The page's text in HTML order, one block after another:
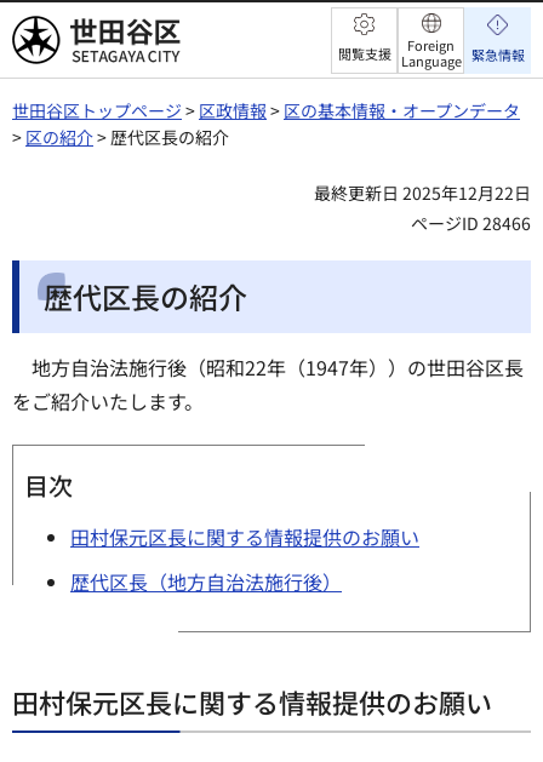
世田谷区 閲覧支援
Foreign
Language 緊急情報
世田谷区トップページ > 区政情報 > 区の基本情報・オープンデータ
> 区の紹介> 歴代区長の紹介
最終更新日 2025年12月22日
ページID 28466
歴代区長の紹介
地方自治法施行後（昭和22年（1947年））の世田谷区長
をご紹介いたします。
目次
田村保元区長に関する情報提供のお願い
歴代区長（地方自治法施行後）
田村保元区長に関する情報提供のお願い